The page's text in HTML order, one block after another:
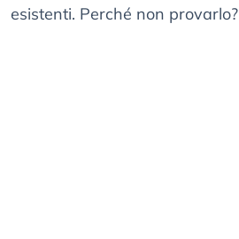
esistenti. Perché non provarlo?